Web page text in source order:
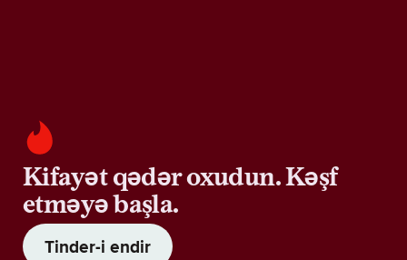
Kifayət qədər oxudun. Kəşf
etməyə başla.
Tinder-i endir